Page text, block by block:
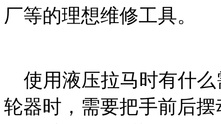
厂等的理想维修工具。
使用液压拉马时有什么
轮器时，需要把手前后